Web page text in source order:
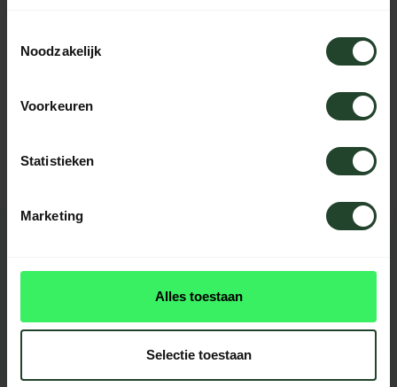
Noodzakelijk
Voorkeuren
Statistieken
Marketing
Alles toestaan
Selectie toestaan
Neem contact op, onze medewerkers